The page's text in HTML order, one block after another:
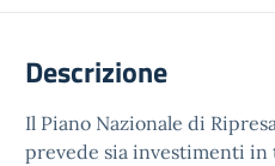
Descrizione
Il Piano Nazionale di
prevede sia investimenti